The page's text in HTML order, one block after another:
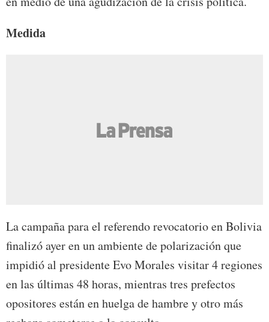
Medida
La campaña para el referendo revocatorio en Bolivia
finalizó ayer en un ambiente de polarización que
impidió al presidente Evo Morales visitar 4 regiones
en las últimas 48 horas, mientras tres prefectos
opositores están en huelga de hambre y otro más